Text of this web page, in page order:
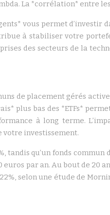
La *corrélation* entre
vous permet d’investir
à stabiliser votre
des secteurs de la
de placement gérés
plus bas des *ETFs*
à long terme.
votre investissement.
tandis qu’un fonds
par an. Au bout de
selon une étude de